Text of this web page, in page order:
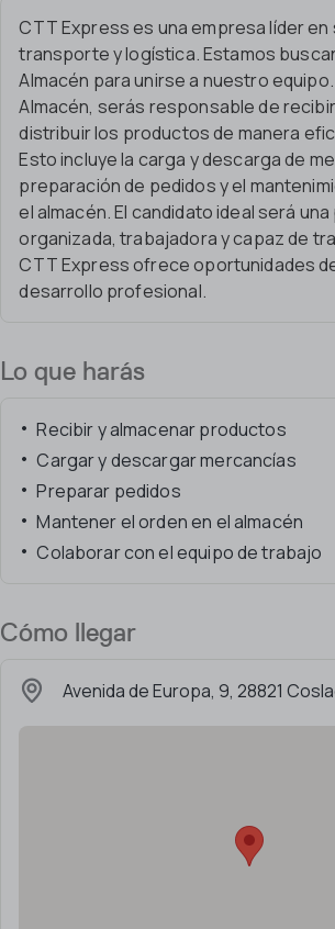
CTT Express es una empresa líder en
transporte y logística. Estamos
Almacén para unirse a nuestro
Almacén, serás responsable de
distribuir los productos de manera
Esto incluye la carga y descarga de
preparación de pedidos y el
el almacén. El candidato ideal será
organizada, trabajadora y capaz de
CTT Express ofrece oportunidades
desarrollo profesional.
Lo que harás
Recibir y almacenar productos
Cargar y descargar mercancías
Preparar pedidos
Mantener el orden en el almacén
Colaborar con el equipo de trabajo
Cómo llegar
Avenida de Europa, 9, 28821